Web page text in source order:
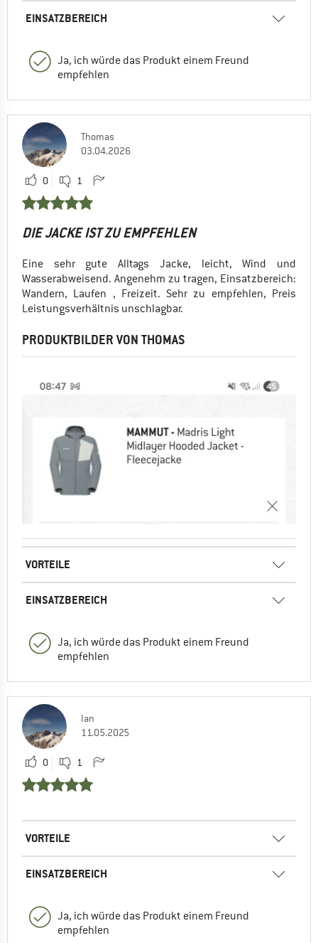
EINSATZBEREICH
Ja, ich würde das Produkt einem Freund
empfehlen
Thomas
03.04.2026
0 1
DIE JACKE IST ZU EMPFEHLEN
Eine sehr gute Alltags Jacke, leicht, Wind und
Wasserabweisend. Angenehm zu tragen, Einsatzbereich:
Wandern, Laufen , Freizeit. Sehr zu empfehlen, Preis
Leistungsverhältnis unschlagbar.
PRODUKTBILDER VON THOMAS
VORTEILE
EINSATZBEREICH
Ja, ich würde das Produkt einem Freund
empfehlen
Ian
11.05.2025
0 1
VORTEILE
EINSATZBEREICH
Ja, ich würde das Produkt einem Freund
empfehlen